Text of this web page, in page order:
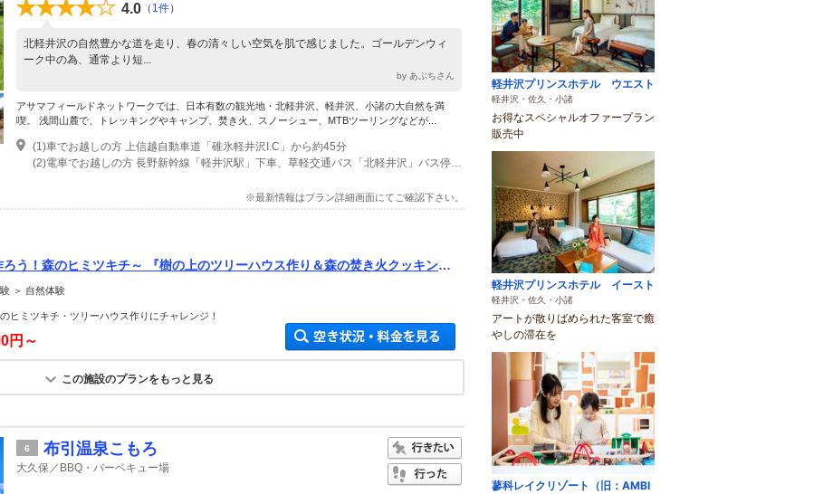
4.0 （ 1件）
北軽井沢の自然豊かな道を走り、春の清々しい空気を肌で感じました。ゴールデンウィ
ーク中の為、通常より短...
by あぷちさん
アサマフィールドネットワークでは、日本有数の観光地・北軽井沢、軽井沢、小諸の大自然を満
喫。 浅間山麓で、トレッキングやキャンプ、焚き火、スノーシュー、MTBツーリングなどが...
(1)車でお越しの方 上信越自動車道「碓氷軽井沢I.C」から約45分
(2)電車でお越しの方 長野新幹線「軽井沢駅」下車、草軽交通バス「北軽井沢」バス停より送迎あり
※最新情報はプラン詳細画面にてご確認下さい。
ろう！森のヒミツキチ～ 『樹の上のツリーハウス作り＆森の焚き火クッキン
＞ 自然体験
ヒミツキチ・ツリーハウス作りにチャレンジ！
円～
空き状況・料金を見る
この施設のプランをもっと見る
6 布引温泉こもろ
大久保／BBQ・バーベキュー場
軽井沢プリンスホテル ウエスト
軽井沢・佐久・小諸
お得なスペシャルオファープラン
販売中
軽井沢プリンスホテル イースト
軽井沢・佐久・小諸
アートが散りばめられた客室で癒
やしの滞在を
蓼科レイクリゾート（旧：AMBI